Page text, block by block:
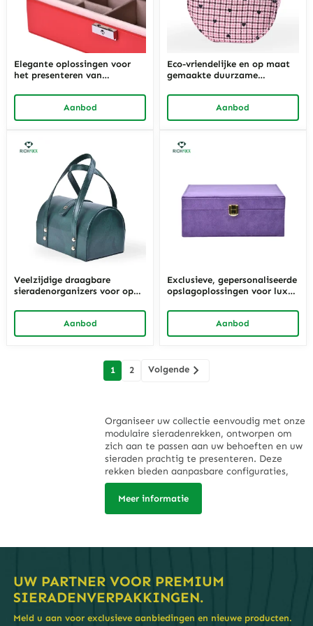
Elegante oplossingen voor
het presenteren van
detailhandel – aanpasbare
sieradendisplaydozen en
sieradenopslagdisplays van
presenteren van uw collectie
Aanbod
Eco-vriendelijke en op maat
gemaakte duurzame
milieubewuste merken |
Perfect voor handelaren die
prioriteit geven aan groene
Aanbod
Veelzijdige draagbare
sieradenorganizers voor op
Ideaal voor juwelierszaken
die op zoek zijn naar handige
en georganiseerde
Aanbod
Exclusieve, gepersonaliseerde
opslagoplossingen voor luxe
gemaakte opslag voor luxe
juweliers die op zoek zijn
naar unieke branding en
Aanbod
1 2 Volgende
Organiseer uw collectie eenvoudig met onze
modulaire sieradenrekken, ontworpen om
zich aan te passen aan uw behoeften en uw
sieraden prachtig te presenteren. Deze
rekken bieden aanpasbare configuraties,
waardoor ze ideaal zijn voor het organiseren
van kettingen, armbanden, ringen en
passen, of het nu gaat om een ​​winkeldisplay
duurzame, hoogwaardige materialen en
bieden stabiliteit en elegantie. De gladde
ervoor dat elk stuk wordt beschermd tegen
Meer informatie
UW PARTNER VOOR PREMIUM
SIERADENVERPAKKINGEN.
Meld u aan voor exclusieve aanbiedingen en nieuwe producten.